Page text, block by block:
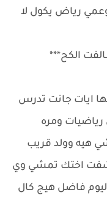
رياض يكول لا
الكح***
ايات جانت تدرس
رياضيات ومره
هيه وولد قريب
شفت اختك تمشي وي
فاضل هيج كال